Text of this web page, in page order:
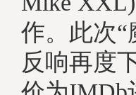
作。此次
反响再度